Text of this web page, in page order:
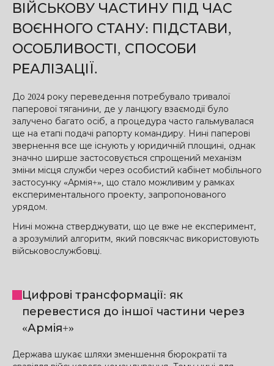
ВІЙСЬКОВУ ЧАСТИНУ ПІД ЧАС
ВОЄННОГО СТАНУ: ПІДСТАВИ,
ОСОБЛИВОСТІ, СПОСОБИ
РЕАЛІЗАЦІЇ.
До 2024 року переведення потребувало тривалої
паперової тяганини, де у ланцюгу взаємодії було
залучено багато осіб, а процедура часто гальмувалася
ще на етапі подачі рапорту командиру. Нині паперові
звернення все ще існують у юридичній площині, однак
значно ширше застосовується спрощений механізм
зміни місця служби через особистий кабінет мобільного
застосунку «Армія+», що стало можливим у рамках
експериментального проекту, запропонованого
урядом.
Нині можна стверджувати, що це вже не експеримент,
а зрозумілий алгоритм, який повсякчас використовують
військовослужбовці.
Цифрові трансформації: як
перевестися до іншої частини через
«Армія+»
Держава шукає шляхи зменшення бюрократії та